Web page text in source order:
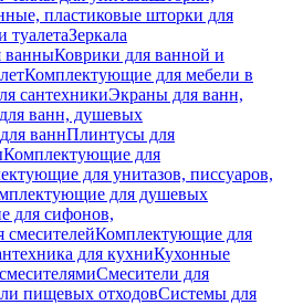
пластиковые шторки для
туалетаЗеркала
ванныКоврики для ванной и
Комплектующие для мебели в
сантехникиЭкраны для ванн,
ванн, душевых
ваннПлинтусы для
Комплектующие для
для унитазов, писсуаров,
для душевых
для сифонов,
Комплектующие для
для кухниКухонные
Смесители для
пищевых отходовСистемы для